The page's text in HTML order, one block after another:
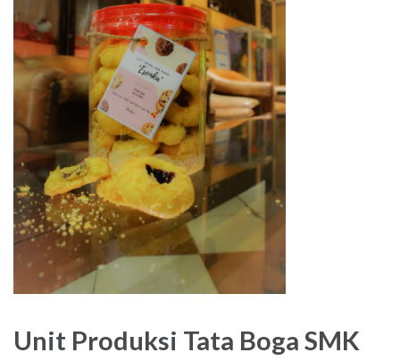
Unit Produksi Tata Boga SMK